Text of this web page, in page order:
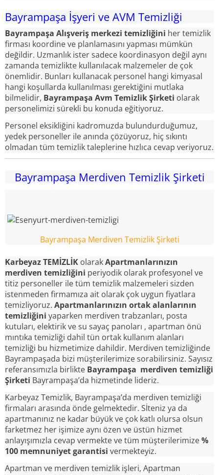
Bayrampaşa İşyeri ve AVM Temizliği
Bayrampaşa Alışveriş merkezi temizliğini her temizlik
firması koordine ve planlamasını yapması mümkün
değildir. Uzmanlık ister sadece koordinasyon değil aynı
zamanda temizlikte kullanılacak malzemeler de çok
önemlidir. Bunları kullanacak personel hangi kimyasal
hangi koşullarda kullanılması gerektiğini mutlaka
bilmelidir, Bayrampaşa Avm Temizlik Şirketi olarak
personelimizi sürekli bu konuda eğitiyoruz.
Personel eksikliğini kadromuzda bulundurduğumuz,
yedek personeller ile anında çözüyoruz, hiç sıkıntı
olmadan tüm temizlik taleplerine hızlıca cevap veriyoruz.
Bayrampaşa Merdiven Temizlik Şirketi
Bayrampaşa Merdiven Temizlik Şirketi
Karbeyaz TEMİZLİK olarakApartmanlarınızın
merdiven temizliğini periyodik olarak profesyonel ve
titiz personeller ile tüm temizlik malzemeleri sizden
istenmeden firmamıza ait olarak çok uygun fiyatlara
temizliyoruz. Apartmanlarınızın ortak alanlarının
temizliğini yaparken merdiven trabzanları, posta
kutuları, elektirik ve su sayaç panoları , apartman önü
mıntıka temizliği dahil tün ortak kullanım alanları
temizliği bu hizmetimize dahildir. Merdiven temizliğinde
Bayrampaşada bizi müşterilerimize sorabilirsiniz. Sayısız
referansımızla birlikte Bayrampaşa merdiven temizliği
Şirketi Bayrampaşa’da hizmetinde lideriz.
Karbeyaz Temizlik, Bayrampaşa’da merdiven temizliği
firmaları arasında önde gelmektedir. Sİteniz ya da
apartmanınız ne kadar büyük ve çok katlı olursa olsun
farketmez her işimize aynı özen ve üstün hizmet
anlayışımızla cevap vermekte ve tüm müşterilerimize%
100 memnuniyet garantisi vermekteyiz.
Apartman ve merdiven temizlik işleri, Apartman